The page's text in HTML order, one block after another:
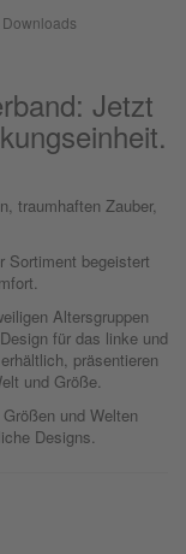
Downloads
Jetzt
traumhaften Zauber,
Sortiment begeistert
Altersgruppen
für das linke und
präsentieren
und Größe.
und Welten
Designs.